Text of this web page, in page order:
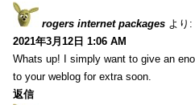
rogers internet packages より:
2021年3月12日 1:06 AM
Whats up! I simply want to give an
to your weblog for extra soon.
返信